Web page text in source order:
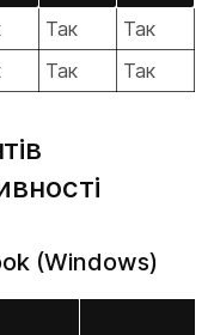
Так
Так
Так Так
(Windows)